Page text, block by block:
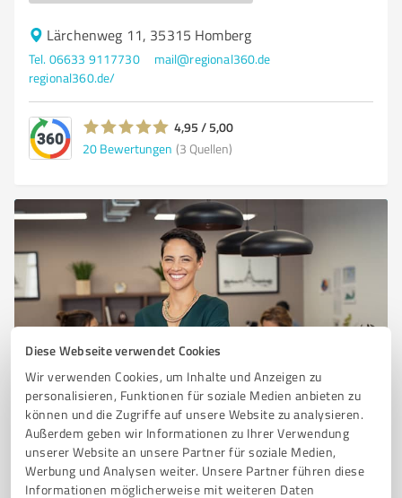
Diese Webseite verwendet Cookies
Wir verwenden Cookies, um Inhalte und Anzeigen zu
personalisieren, Funktionen für soziale Medien anbieten zu
können und die Zugriffe auf unsere Website zu analysieren.
Außerdem geben wir Informationen zu Ihrer Verwendung
unserer Website an unsere Partner für soziale Medien,
Werbung und Analysen weiter. Unsere Partner führen diese
Informationen möglicherweise mit weiteren Daten
Lärchenweg 11, 35315 Homberg
Tel. 06633 9117730
mail@regional360.de
regional360.de/
4,95 / 5,00
20 Bewertungen (3 Quellen)
Sie möchten auch hier gelistet werden?
Registrieren Sie sich jetzt und werden Sie ein von
Kunden empfohlener ProvenExpert!